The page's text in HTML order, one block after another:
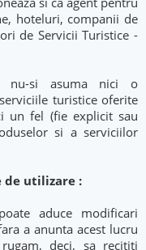
hoteluri, companii de
de Servicii Turistice -
nu-si asuma nici o
turistice oferite
un fel (fie explicit sau
si a serviciilor
utilizare :
aduce modificari
a anunta acest lucru
deci, sa recititi